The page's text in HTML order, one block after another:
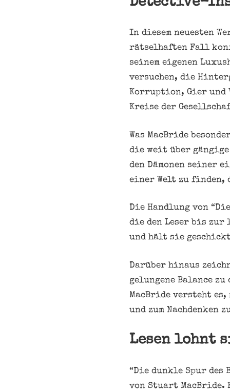
In diesem neuesten
rätselhaften Fall
seinem eigenen
versuchen, die
Korruption, Gier
Kreise der
Was MacBride
die weit über
den Dämonen seiner
einer Welt zu finden,
Die Handlung von
die den Leser bis zur
und hält sie
Darüber hinaus
gelungene Balance zu
MacBride versteht
und zum Nachdenken
Lesen lohnt
“Die dunkle Spur
von Stuart MacBride.